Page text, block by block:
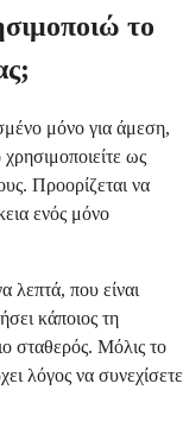
το
μόνο για άμεση,
ως
Προορίζεται να
ενός μόνο
λεπτά, που είναι
κάποιος τη
σταθερός. Μόλις το
λόγος να συνεχίσετε